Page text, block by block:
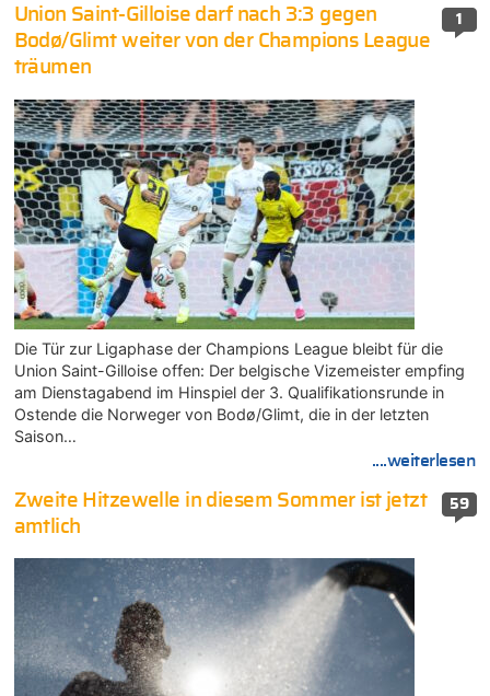
1
Union Saint-Gilloise darf nach 3:3 gegen
Bodø/Glimt weiter von der Champions League
träumen
Die Tür zur Ligaphase der Champions League bleibt für die
Union Saint-Gilloise offen: Der belgische Vizemeister empfing
am Dienstagabend im Hinspiel der 3. Qualifikationsrunde in
Ostende die Norweger von Bodø/Glimt, die in der letzten
Saison…
....weiterlesen
59
Zweite Hitzewelle in diesem Sommer ist jetzt
amtlich